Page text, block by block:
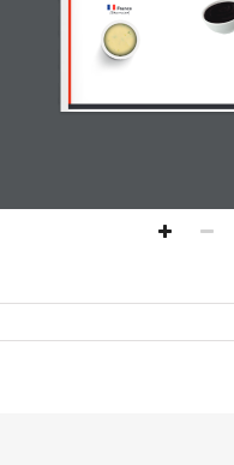
France
(Béarnaise)